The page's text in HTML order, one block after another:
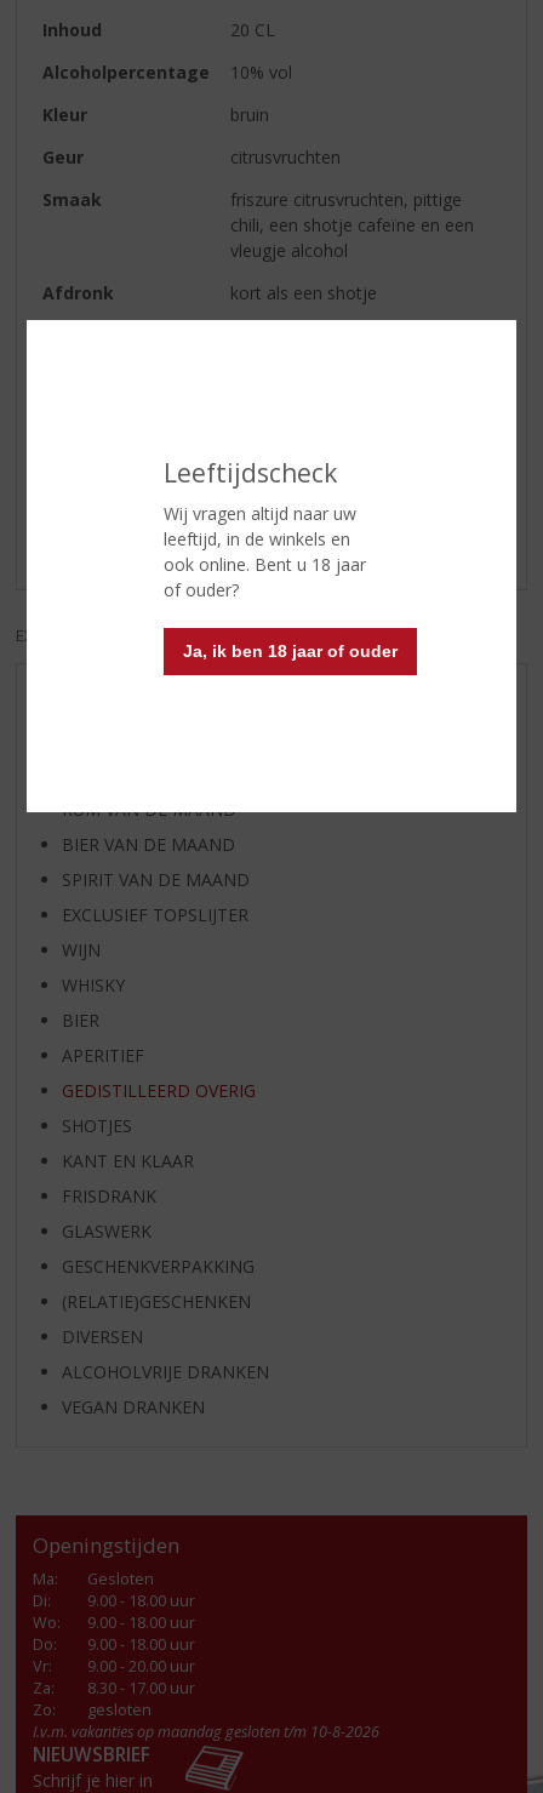
Leeftijdscheck
Wij vragen altijd naar uw
leeftijd, in de winkels en
ook online. Bent u 18 jaar
of ouder?
Ja, ik ben 18 jaar of ouder
Inhoud
20 CL
Alcoholpercentage
10% vol
Kleur
bruin
Geur
citrusvruchten
Smaak
friszure citrusvruchten, pittige
chili, een shotje cafeïne en een
vleugje alcohol
Afdronk
kort als een shotje
Reviews
Schrijf een review
Er zijn nog geen reviews geplaatst voor dit product
EXCL. BTW
RUM VAN DE MAAND
BIER VAN DE MAAND
SPIRIT VAN DE MAAND
EXCLUSIEF TOPSLIJTER
WIJN
WHISKY
BIER
APERITIEF
GEDISTILLEERD OVERIG
SHOTJES
KANT EN KLAAR
FRISDRANK
GLASWERK
GESCHENKVERPAKKING
(RELATIE)GESCHENKEN
DIVERSEN
ALCOHOLVRIJE DRANKEN
VEGAN DRANKEN
Openingstijden
Ma:
Gesloten
Di:
9.00 - 18.00 uur
Wo:
9.00 - 18.00 uur
Do:
9.00 - 18.00 uur
Vr:
9.00 - 20.00 uur
Za:
8.30 - 17.00 uur
Zo:
gesloten
I.v.m. vakanties op maandag gesloten t/m 10-8-2026
NIEUWSBRIEF
Schrijf je hier in